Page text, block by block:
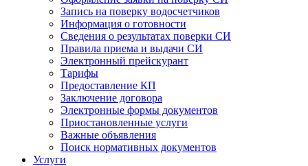
Запись на поверку водосчетчиков
Информация о готовности
Сведения о результатах поверки СИ
Правила приема и выдачи СИ
Электронный прейскурант
Тарифы
Предоставление КП
Заключение договора
Электронные формы документов
Приостановленные услуги
Важные объявления
Поиск нормативных документов
Услуги